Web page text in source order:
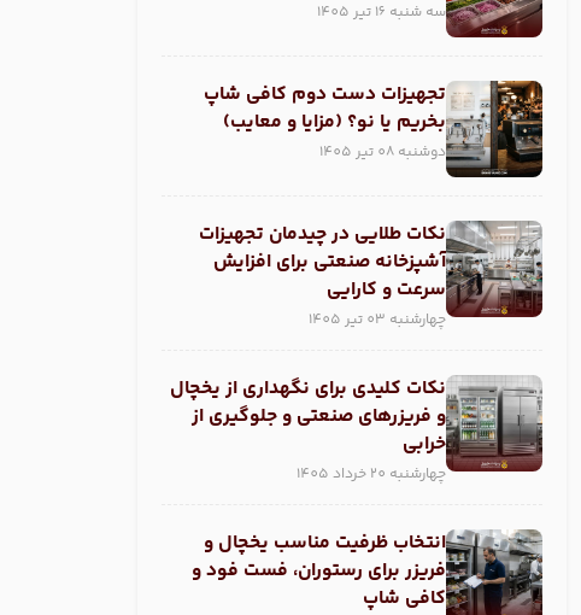
سه شنبه 16 تیر 1405
تجهیزات دست دوم کافی شاپ
بخریم یا نو؟ (مزایا و معایب)
دوشنبه 08 تیر 1405
نکات طلایی در چیدمان تجهیزات
آشپزخانه صنعتی برای افزایش
سرعت و کارایی
چهارشنبه 03 تیر 1405
نکات کلیدی برای نگهداری از یخچال
و فریزر‌های صنعتی و جلوگیری از
خرابی
چهارشنبه 20 خرداد 1405
انتخاب ظرفیت مناسب یخچال و
فریزر برای رستوران، فست فود و
کافی شاپ